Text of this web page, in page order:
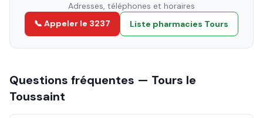
Adresses, téléphones et horaires
📞 Appeler le 3237
Liste pharmacies Tours
Questions fréquentes — Tours le
Toussaint